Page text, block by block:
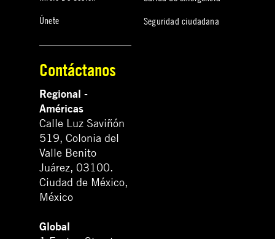
Únete
Seguridad ciudadana
Contáctanos
Regional -
Américas
Calle Luz Saviñón
519, Colonia del
Valle Benito
Juárez, 03100.
Ciudad de México,
México
Global